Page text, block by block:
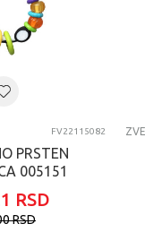
FV22115082
PRSTEN
005151
RSD
RSD